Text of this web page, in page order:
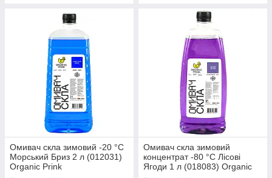
Омивач скла зимовий -20 °C
Морський Бриз 2 л (012031)
Organic Prink
Омивач скла зимовий
концентрат -80 °C Лісові
Ягоди 1 л (018083) Organic